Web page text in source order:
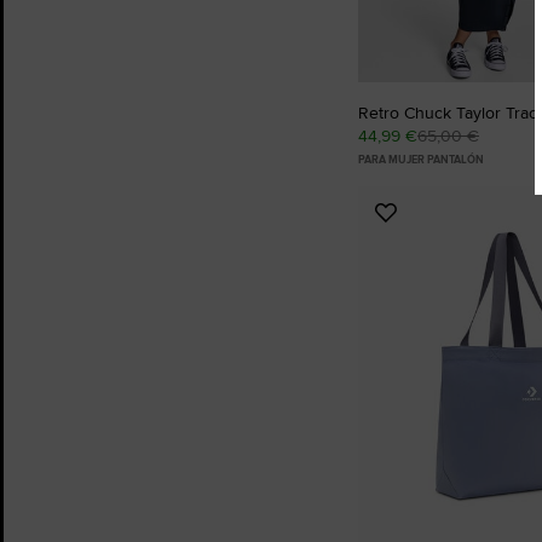
Retro Chuck Taylor Track
44,99 €65,00 €
PARA MUJER PANTALÓN
Añadir